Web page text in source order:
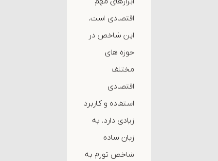
اقتصادی است.
این شاخص در
حوزه های
مختلف
اقتصادی
استفاده و کاربرد
زیادی دارد. به
زبان ساده
شاخص تورم به